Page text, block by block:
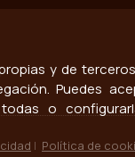
| Política de
y de
Puedes
o